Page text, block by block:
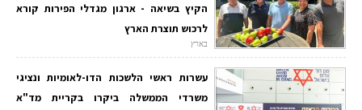
הקיץ בשיאה - ארגון מגדלי הפירות קורא
לרכוש תוצרת הארץ
בארץ
עשרות ראשי הלשכות הדו-לאומיות ונציגי
משרדי הממשלה ביקרו בקריית מד"א